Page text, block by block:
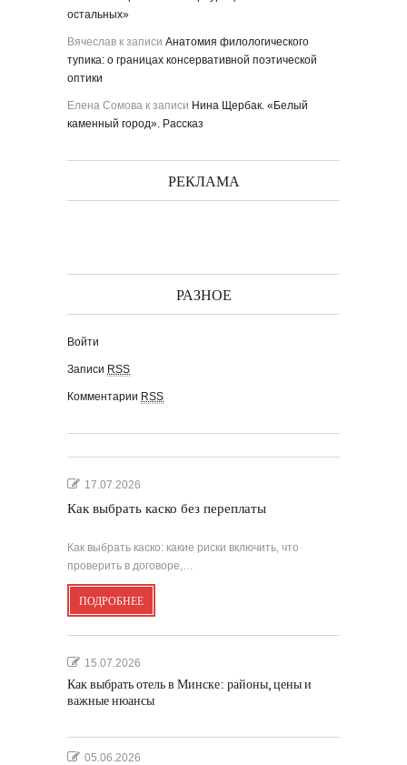
остальных»
Вячеслав к записи Анатомия филологического
тупика: о границах консервативной поэтической
оптики
Елена Сомова к записи Нина Щербак. «Белый
каменный город». Рассказ
РЕКЛАМА
РАЗНОЕ
Войти
Записи RSS
Комментарии RSS
17.07.2026
Как выбрать каско без переплаты
Как выбрать каско: какие риски включить, что
проверить в договоре,…
ПОДРОБНЕЕ
15.07.2026
Как выбрать отель в Минске: районы, цены и
важные нюансы
05.06.2026